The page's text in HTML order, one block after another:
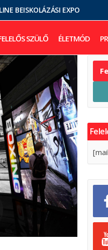
BEISKOLÁZÁSI EXPO
SZÜLŐ ÉLETMÓD